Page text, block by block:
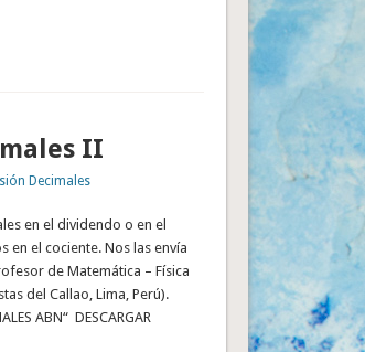
II
Decimales
en el dividendo o en el
en el cociente. Nos las envía
de Matemática – Física
del Callao, Lima, Perú).
ABN“ DESCARGAR